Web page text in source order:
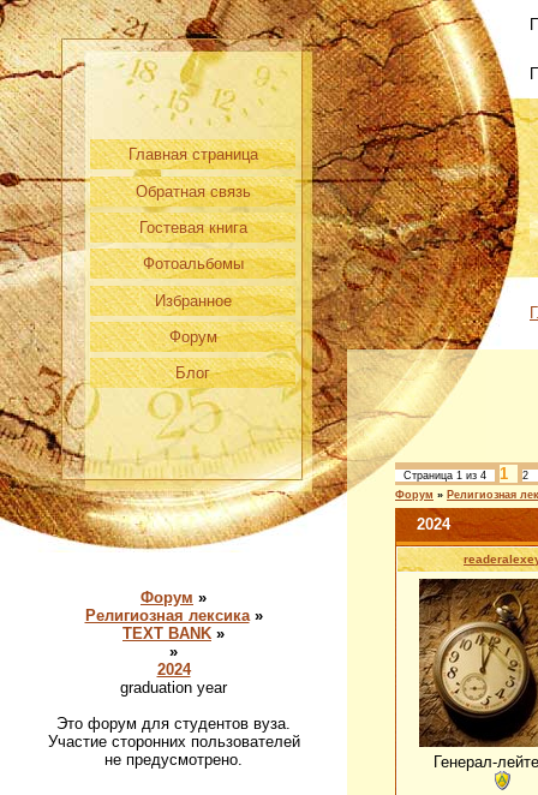
Главная страница
Обратная связь
Гостевая книга
Фотоальбомы
Избранное
Форум
Блог
Форум »
Религиозная лексика»
TEXT BANK »
»
2024
graduation year
Это форум для студентов вуза.
Участие сторонних пользователей
не предусмотрено.
Страница 1 из 4 1
2
Форум » Религиозная
2024
Генерал-